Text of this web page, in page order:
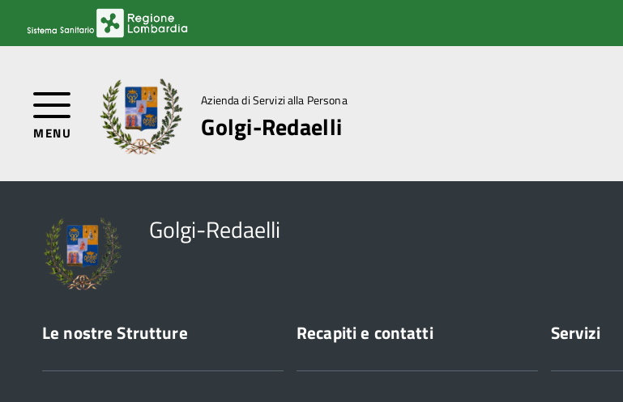
MENU
Azienda di Servizi alla Persona
Golgi-Redaelli
Golgi-Redaelli
Le nostre Strutture Recapiti e contatti Servizi